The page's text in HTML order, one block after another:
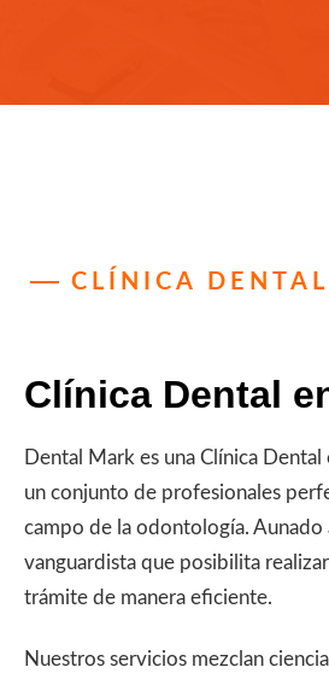
CLÍNICA
Clínica Dental
Dental Mark es una Clínica
un conjunto de profesionales
campo de la odontología. Aunado
vanguardista que posibilita
trámite de manera eficiente.
Nuestros servicios mezclan